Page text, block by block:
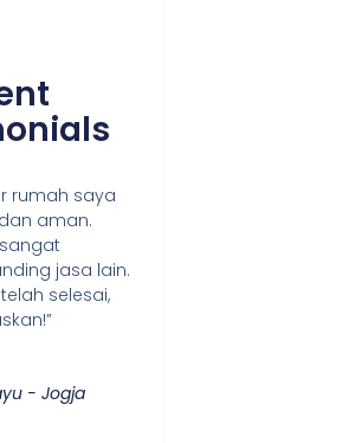
rumah saya
aman.
jasa lain.
selesai,
- Jogja